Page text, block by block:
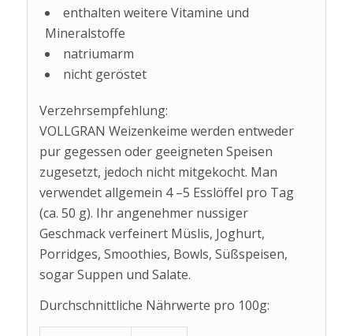
enthalten weitere Vitamine und
Mineralstoffe
natriumarm
nicht geröstet
Verzehrsempfehlung:
VOLLGRAN Weizenkeime werden entweder
pur gegessen oder geeigneten Speisen
zugesetzt, jedoch nicht mitgekocht. Man
verwendet allgemein 4 –5 Esslöffel pro Tag
(ca. 50 g). Ihr angenehmer nussiger
Geschmack verfeinert Müslis, Joghurt,
Porridges, Smoothies, Bowls, Süßspeisen,
sogar Suppen und Salate.
Durchschnittliche Nährwerte pro 100g: